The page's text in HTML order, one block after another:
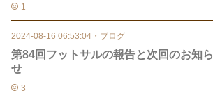
1
2024-08-16 06:53:04 ・ ブログ
第84回フットサルの報告と次回のお知ら
せ
3